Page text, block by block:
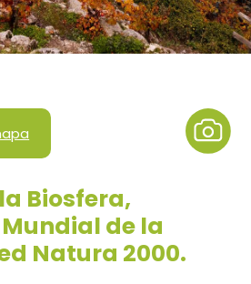
Biosfera,
de la
Natura 2000.